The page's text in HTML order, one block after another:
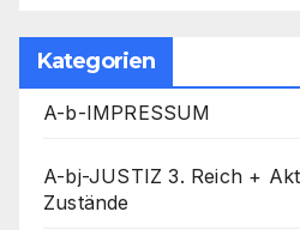
Kategorien
A-b-IMPRESSUM
A-bj-JUSTIZ 3. Reich +
Zustände